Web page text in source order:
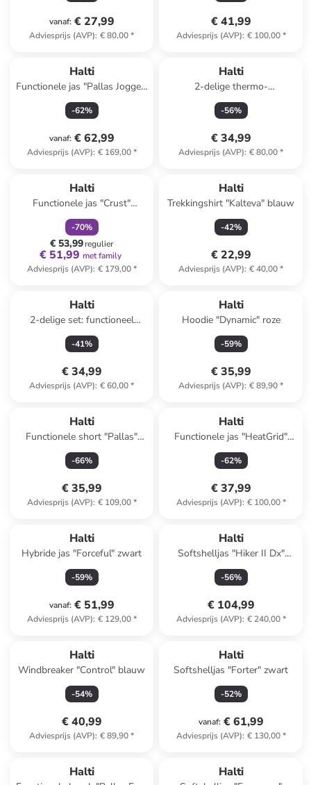
vanaf: € 27,99
Adviesprijs (AVP): € 80,00*
€ 41,99
Adviesprijs (AVP): € 100,00*
Halti
Functionele jas "Pallas Jogger"
groen
-62%
vanaf: € 62,99
Adviesprijs (AVP): € 169,00*
Halti
2-delige thermo-
ondergoedset "Windfire"
zwart
-56%
€ 34,99
Adviesprijs (AVP): € 80,00*
Halti
Functionele jas "Crust"
antraciet
-70%
€ 53,99regulier
€ 51,99 met family
Adviesprijs (AVP): € 179,00*
Halti
Trekkingshirt "Kalteva" blauw
-42%
€ 22,99
Adviesprijs (AVP): € 40,00*
Halti
2-delige set: functioneel
ondergoed "Avion" roze
-41%
€ 34,99
Adviesprijs (AVP): € 60,00*
Halti
Hoodie "Dynamic" roze
-59%
€ 35,99
Adviesprijs (AVP): € 89,90*
Halti
Functionele short "Pallas"
oranje
-66%
€ 35,99
Adviesprijs (AVP): € 109,00*
Halti
Functionele jas "HeatGrid"
blauw/donkerblauw
-62%
€ 37,99
Adviesprijs (AVP): € 100,00*
Halti
Hybride jas "Forceful" zwart
-59%
vanaf: € 51,99
Adviesprijs (AVP): € 129,00*
Halti
Softshelljas "Hiker II Dx"
beige
-56%
€ 104,99
Adviesprijs (AVP): € 240,00*
Halti
Windbreaker "Control" blauw
-54%
€ 40,99
Adviesprijs (AVP): € 89,90*
Halti
Softshelljas "Forter" zwart
-52%
vanaf: € 61,99
Adviesprijs (AVP): € 130,00*
Halti Halti